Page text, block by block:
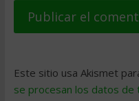
Este sitio usa Akismet
se procesan los datos de